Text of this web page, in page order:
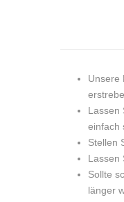
Unsere
Lassen
einfach
Stellen
Lassen
Sollte
länger